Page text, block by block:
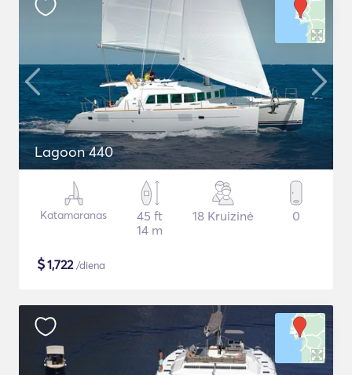
Lagoon 440
Katamaranas
45 ft
14 m
18 Kruizinė 0
$1,722/diena